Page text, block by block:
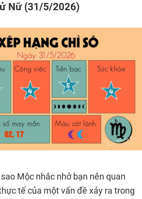
Nữ (31/5/2026)
Mộc nhắc nhở bạn nên quan
tế của một vấn đề xảy ra trong